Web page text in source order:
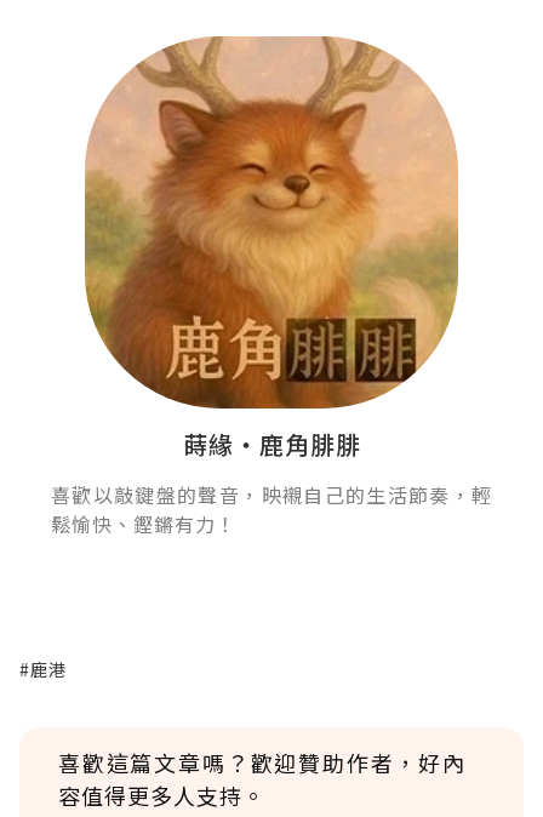
蒔緣‧鹿角腓腓
喜歡以敲鍵盤的聲音，映襯自己的生活節奏，輕
鬆愉快、鏗鏘有力！
#鹿港
喜歡這篇文章嗎？歡迎贊助作者，好內
容值得更多人支持。